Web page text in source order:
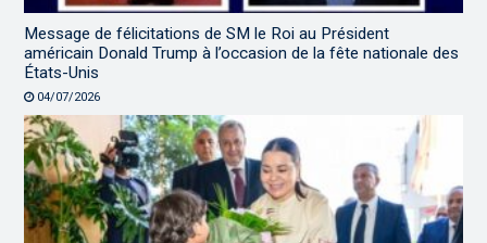
Message de félicitations de SM le Roi au Président
américain Donald Trump à l’occasion de la fête nationale des
États-Unis
04/07/2026